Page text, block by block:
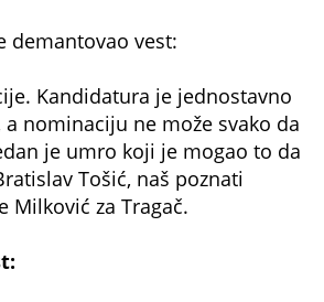
demantovao vest:
Kandidatura je jednostavno
a nominaciju ne može svako da
je umro koji je mogao to da
Tošić, naš poznati
Milković za Tragač.